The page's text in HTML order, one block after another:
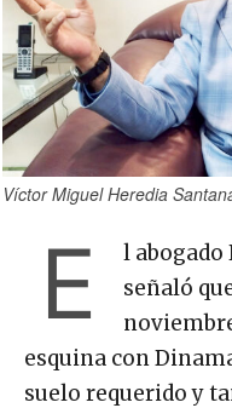
Víctor Miguel Heredia
E
l abogado
señaló
esquina con
suelo requerido y